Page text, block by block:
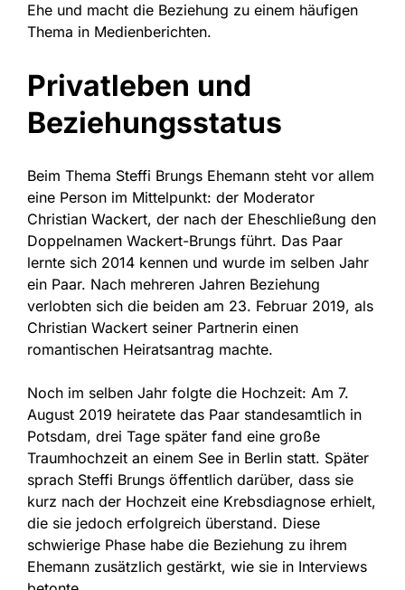
Ehe und macht die Beziehung zu einem häufigen
Thema in Medienberichten.
Privatleben und
Beziehungsstatus
Beim Thema Steffi Brungs Ehemann steht vor allem
eine Person im Mittelpunkt: der Moderator
Christian Wackert, der nach der Eheschließung den
Doppelnamen Wackert-Brungs führt. Das Paar
lernte sich 2014 kennen und wurde im selben Jahr
ein Paar. Nach mehreren Jahren Beziehung
verlobten sich die beiden am 23. Februar 2019, als
Christian Wackert seiner Partnerin einen
romantischen Heiratsantrag machte.
Noch im selben Jahr folgte die Hochzeit: Am 7.
August 2019 heiratete das Paar standesamtlich in
Potsdam, drei Tage später fand eine große
Traumhochzeit an einem See in Berlin statt. Später
sprach Steffi Brungs öffentlich darüber, dass sie
kurz nach der Hochzeit eine Krebsdiagnose erhielt,
die sie jedoch erfolgreich überstand. Diese
schwierige Phase habe die Beziehung zu ihrem
Ehemann zusätzlich gestärkt, wie sie in Interviews